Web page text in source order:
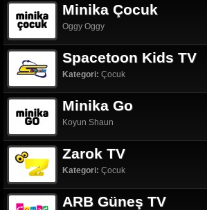
Minika Çocuk
Oggy Oggy
Spacetoon Kids TV
Kategori: Çocuk
Minika Go
Koyun Shaun
Zarok TV
Kategori: Çocuk
ARB Güneş TV